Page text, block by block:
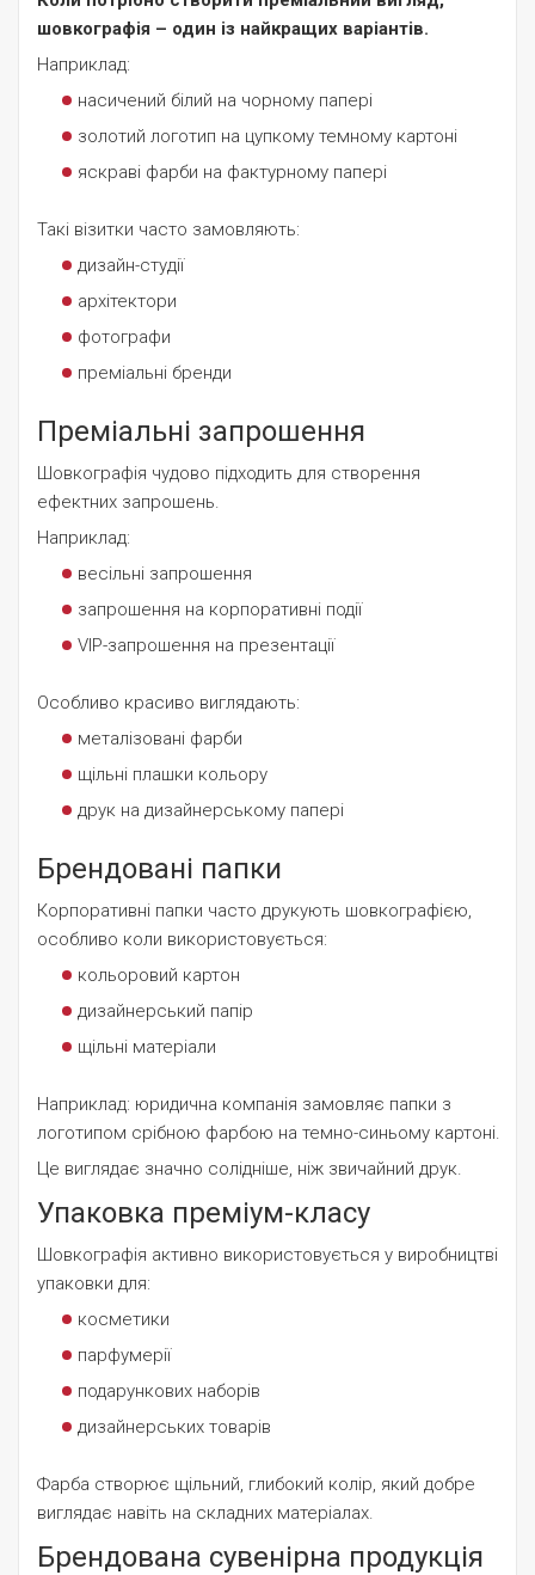
шовкографія – один із найкращих варіантів.
Наприклад:
насичений білий на чорному папері
золотий логотип на цупкому темному картоні
яскраві фарби на фактурному папері
Такі візитки часто замовляють:
дизайн-студії
архітектори
фотографи
преміальні бренди
Преміальні запрошення
Шовкографія чудово підходить для створення
ефектних запрошень.
Наприклад:
весільні запрошення
запрошення на корпоративні події
VIP-запрошення на презентації
Особливо красиво виглядають:
металізовані фарби
щільні плашки кольору
друк на дизайнерському папері
Брендовані папки
Корпоративні папки часто друкують шовкографією,
особливо коли використовується:
кольоровий картон
дизайнерський папір
щільні матеріали
Наприклад: юридична компанія замовляє папки з
логотипом срібною фарбою на темно-синьому картоні.
Це виглядає значно солідніше, ніж звичайний друк.
Упаковка преміум-класу
Шовкографія активно використовується у виробництві
упаковки для:
косметики
парфумерії
подарункових наборів
дизайнерських товарів
Фарба створює щільний, глибокий колір, який добре
виглядає навіть на складних матеріалах.
Брендована сувенірна продукція